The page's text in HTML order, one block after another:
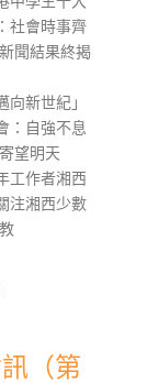
社會時事齊
聞結果終揭
向新世紀」
：自強不息
望明天
工作者湘西
注湘西少數
（第